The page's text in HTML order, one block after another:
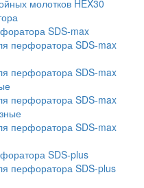
молотков HEX30
SDS-max
перфоратора SDS-max
перфоратора SDS-max
перфоратора SDS-max
перфоратора SDS-max
SDS-plus
перфоратора SDS-plus